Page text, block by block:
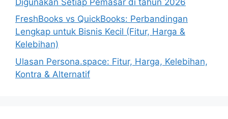
FreshBooks vs QuickBooks: Perbandingan
Lengkap untuk Bisnis Kecil (Fitur, Harga &
Kelebihan)
Ulasan Persona.space: Fitur, Harga, Kelebihan,
Kontra & Alternatif